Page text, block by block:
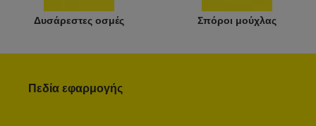
Δυσάρεστες οσμές Σπόροι μούχλας
Πεδία εφαρμογής